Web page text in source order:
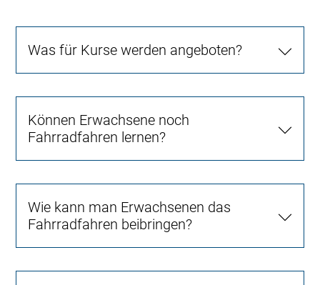
Was für Kurse werden angeboten?
Können Erwachsene noch
Fahrradfahren lernen?
Wie kann man Erwachsenen das
Fahrradfahren beibringen?